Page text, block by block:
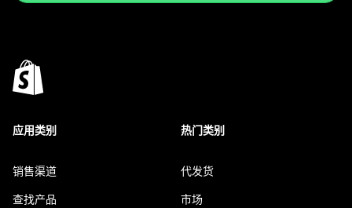
应用类别
销售渠道
查找产品
热门类别
代发货
市场